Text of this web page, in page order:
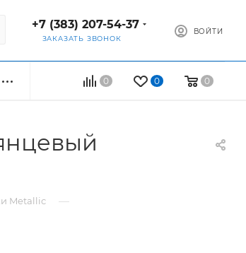
+7 (383) 207-54-37
ЗАКАЗАТЬ ЗВОНОК
ВОЙТИ
0 0 0
Metallic —